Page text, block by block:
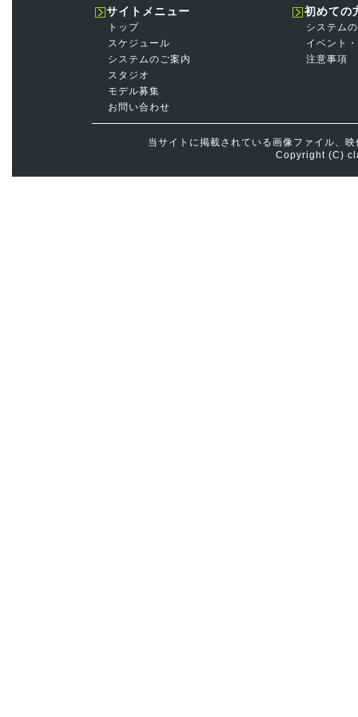
サイトメニュー
トップ
スケジュール
システムのご案内
スタジオ
モデル募集
お問い合わせ
初めての
システム
イベント
注意事項
当サイトに掲載されている画像ファイル、
Copyright (C)